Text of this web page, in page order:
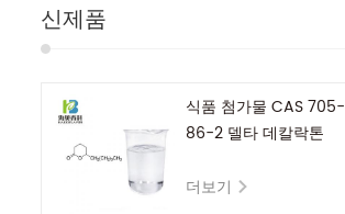
신제품
식품 첨가물 CAS 705-
86-2 델타 데칼락톤
더보기